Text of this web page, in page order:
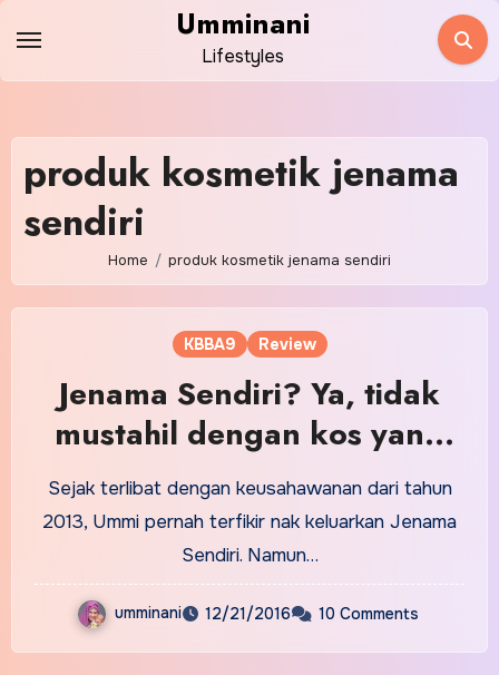
content
Umminani
Lifestyles
produk kosmetik jenama
sendiri
Home produk kosmetik jenama sendiri
KBBA9 Review
Jenama Sendiri? Ya, tidak
mustahil dengan kos yang
munasabah!
Sejak terlibat dengan keusahawanan dari tahun
2013, Ummi pernah terfikir nak keluarkan Jenama
Sendiri. Namun…
umminani 12/21/2016 10 Comments